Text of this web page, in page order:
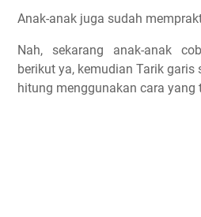
Anak-anak juga sudah
Nah, sekarang anak-anak
berikut ya, kemudian Tarik
hitung menggunakan cara yang